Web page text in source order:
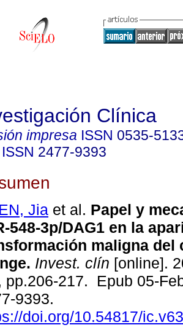
Clínica
impresa ISSN 0535-
ISSN 2477-9393
Jia et al. Papel y
548-3p/DAG1 en la
maligna del
Invest. clín [online].
pp.206-217. Epub 05-
9393.
doi.org/10.54817/